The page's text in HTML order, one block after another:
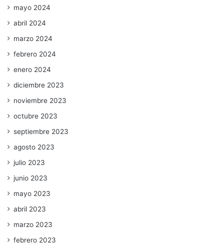
mayo 2024
abril 2024
marzo 2024
febrero 2024
enero 2024
diciembre 2023
noviembre 2023
octubre 2023
septiembre 2023
agosto 2023
julio 2023
junio 2023
mayo 2023
abril 2023
marzo 2023
febrero 2023